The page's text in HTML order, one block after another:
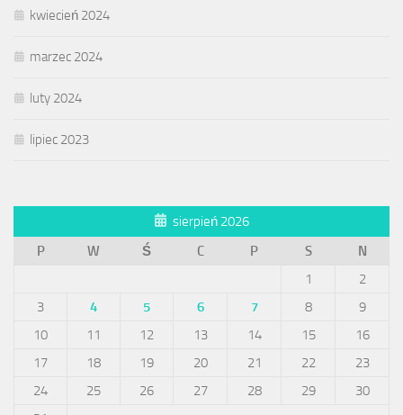
kwiecień 2024
marzec 2024
luty 2024
lipiec 2023
sierpień 2026
P
W Ś C P S
N
1
2
3
4 5 6 7 8
9
10
11 12 13 14 15
16
17
18 19 20 21 22
23
24
25 26 27 28 29
30